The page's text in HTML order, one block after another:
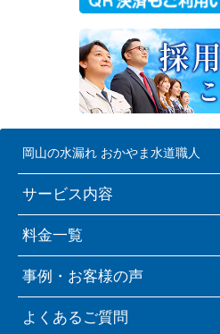
岡山の水漏れ おかやま水道職人
サービス内容
料金一覧
事例・お客様の声
よくあるご質問